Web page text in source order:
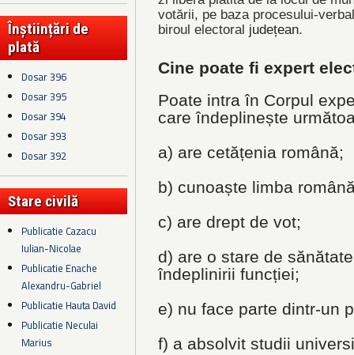
Înștiințări de
plată
Dosar 396
Dosar 395
Dosar 394
Dosar 393
Dosar 392
Stare civilă
Publicatie Cazacu
Iulian-Nicolae
Publicatie Enache
Alexandru-Gabriel
Publicatie Hauta David
Publicatie Neculai
Marius
votării, pe baza procesului-
biroul electoral județean.
Cine poate fi expert
Poate intra în Corpul
care îndeplinește
a) are cetățenia română;
b) cunoaște limba
c) are drept de vot;
d) are o stare de
îndeplinirii funcției;
e) nu face parte dintr-un
f) a absolvit studii